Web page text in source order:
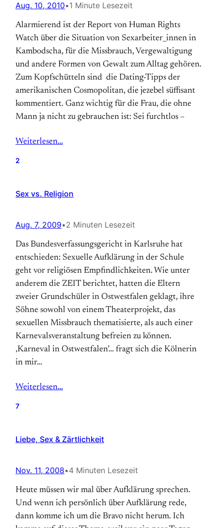
Aug. 10, 2010•1 Minute Lesezeit
Alarmierend ist der Report von Human Rights
Watch über die Situation von Sexarbeiter_innen in
Kambodscha, für die Missbrauch, Vergewaltigung
und andere Formen von Gewalt zum Alltag gehören.
Zum Kopfschütteln sind die Dating-Tipps der
amerikanischen Cosmopolitan, die jezebel süffisant
kommentiert. Ganz wichtig für die Frau, die ohne
Mann ja nicht zu gebrauchen ist: Sei furchtlos –
Weiterlesen…
2
Sex vs. Religion
Aug. 7, 2009•2 Minuten Lesezeit
Das Bundesverfassungsgericht in Karlsruhe hat
entschieden: Sexuelle Aufklärung in der Schule
geht vor religiösen Empfindlichkeiten. Wie unter
anderem die ZEIT berichtet, hatten die Eltern
zweier Grundschüler in Ostwestfalen geklagt, ihre
Söhne sowohl von einem Theaterprojekt, das
sexuellen Missbrauch thematisierte, als auch einer
Karnevalsveranstaltung befreien zu können.
‚Karneval in Ostwestfalen’… fragt sich die Kölnerin
in mir…
Weiterlesen…
7
Liebe, Sex & Zärtlichkeit
Nov. 11, 2008•4 Minuten Lesezeit
Heute müssen wir mal über Aufklärung sprechen.
Und wenn ich persönlich über Aufklärung rede,
dann komme ich um die Bravo nicht herum. Ich